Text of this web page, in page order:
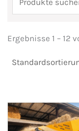
nach:
Ergebnisse 1 – 12